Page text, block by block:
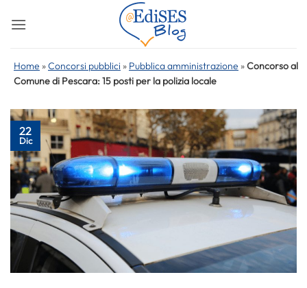
Home »Concorsi pubblici » Pubblica amministrazione »Concorso al
Comune di Pescara: 15 posti per la polizia locale
22
Dic